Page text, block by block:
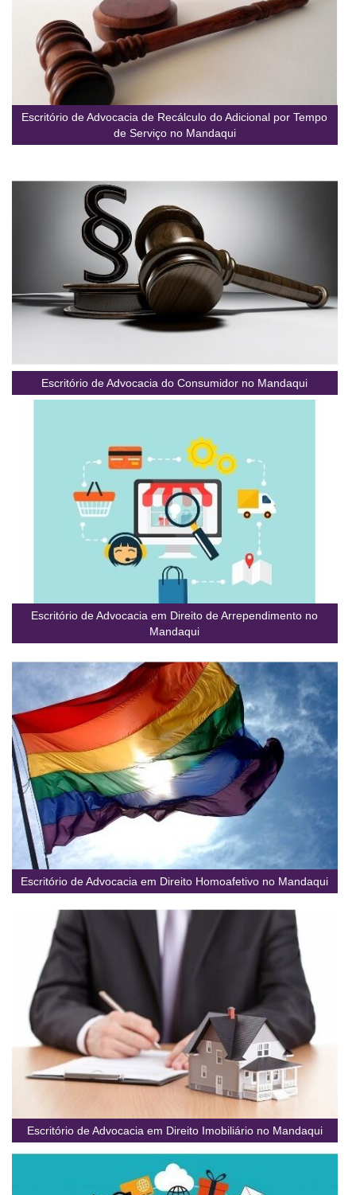
Escritório de Advocacia de Recálculo do Adicional por Tempo
de Serviço no Mandaqui
Escritório de Advocacia do Consumidor no Mandaqui
Escritório de Advocacia em Direito de Arrependimento no
Mandaqui
Escritório de Advocacia em Direito Homoafetivo no Mandaqui
Escritório de Advocacia em Direito Imobiliário no Mandaqui